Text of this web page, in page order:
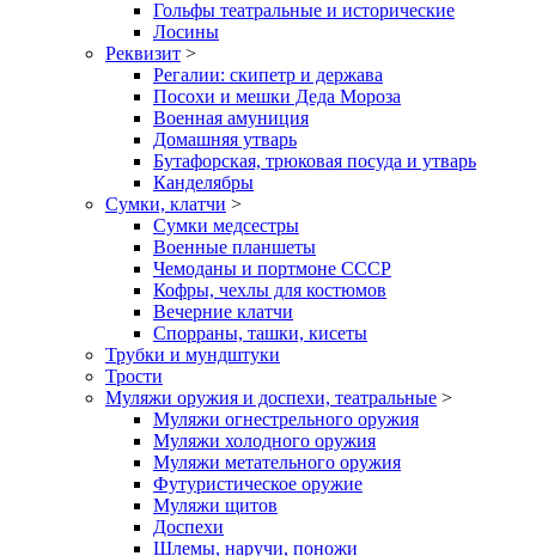
Гольфы театральные и исторические
Лосины
Реквизит >
Регалии: скипетр и держава
Посохи и мешки Деда Мороза
Военная амуниция
Домашняя утварь
Бутафорская, трюковая посуда и утварь
Канделябры
Сумки, клатчи >
Сумки медсестры
Военные планшеты
Чемоданы и портмоне СССР
Кофры, чехлы для костюмов
Вечерние клатчи
Спорраны, ташки, кисеты
Трубки и мундштуки
Трости
Муляжи оружия и доспехи, театральные >
Муляжи огнестрельного оружия
Муляжи холодного оружия
Муляжи метательного оружия
Футуристическое оружие
Муляжи щитов
Доспехи
Шлемы, наручи, поножи